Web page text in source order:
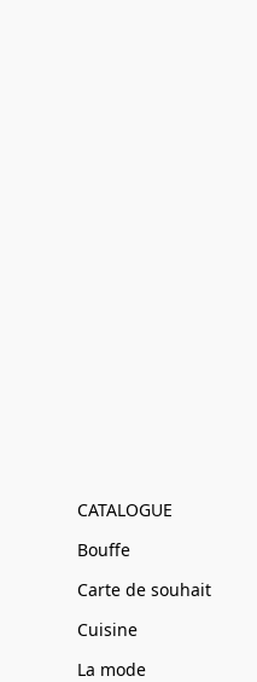
CATALOGUE
Bouffe
Carte de souhait
Cuisine
La mode